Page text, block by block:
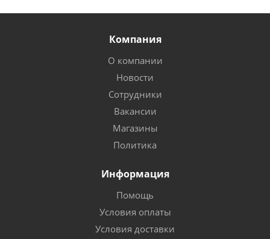
Компания
О компании
Новости
Сотрудники
Вакансии
Магазины
Политика
Информация
Помощь
Условия оплаты
Условия доставки